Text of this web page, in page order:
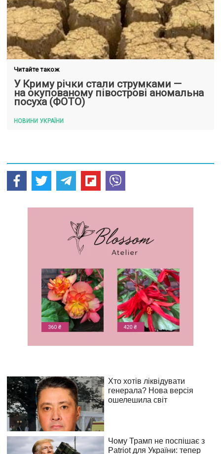
Читайте також
У Криму річки стали струмками —
на окупованому півострові аномальна
посуха (ФОТО)
НОВИНИ УКРАЇНИ